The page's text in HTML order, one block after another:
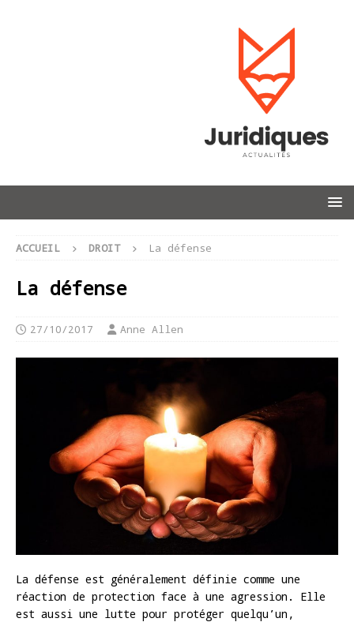
ACCUEIL DROIT La défense
La défense
27/10/2017 Anne Allen
La défense est généralement définie comme une
réaction de protection face à une agression. Elle
est aussi une lutte pour protéger quelqu’un,